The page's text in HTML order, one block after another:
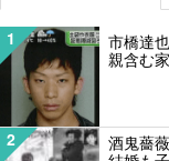
1
市橋達
親含む
2
酒鬼薔